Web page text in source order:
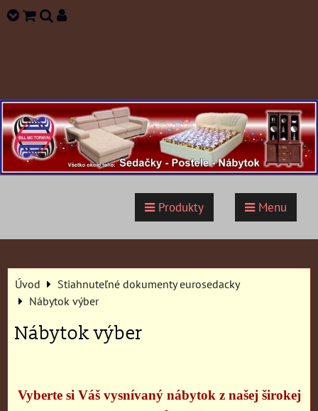
Produkty Menu
Úvod
Stiahnuteľné dokumenty eurosedacky
Nábytok výber
Nábytok výber
Vyberte si Váš vysnívaný nábytok z našej širokej